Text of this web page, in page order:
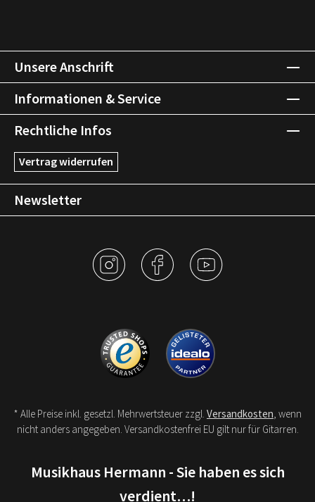
Unsere Anschrift
Informationen & Service
Rechtliche Infos
Vertrag widerrufen
Newsletter
* Alle Preise inkl. gesetzl. Mehrwertsteuer zzgl. Versandkosten, wenn
nicht anders angegeben. Versandkostenfrei EU gilt nur für Gitarren.
Musikhaus Hermann - Sie haben es sich
verdient…!